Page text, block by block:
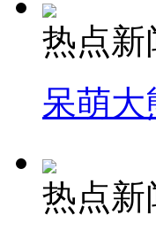
热点新
呆萌大
热点新